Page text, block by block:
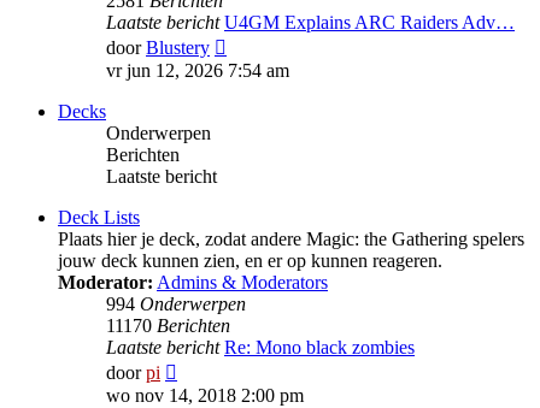
Laatste bericht U4GM Explains ARC Raiders Adv…
doorBlustery
laatste
vr jun 12, 2026 7:54 am
Decks
Onderwerpen
Berichten
Laatste bericht
Deck Lists
Plaats hier je deck, zodat andere Magic: the Gathering spelers
jouw deck kunnen zien, en er op kunnen reageren.
Moderator: Admins & Moderators
994 Onderwerpen
11170 Berichten
Laatste bericht Re: Mono black zombies
doorpi
laatste
wo nov 14, 2018 2:00 pm